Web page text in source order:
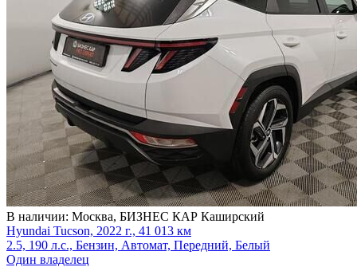
В наличии: Москва, БИЗНЕС КАР Каширский
Hyundai Tucson, 2022 г., 41 013 км
2.5, 190 л.с., Бензин, Автомат, Передний, Белый
Один владелец